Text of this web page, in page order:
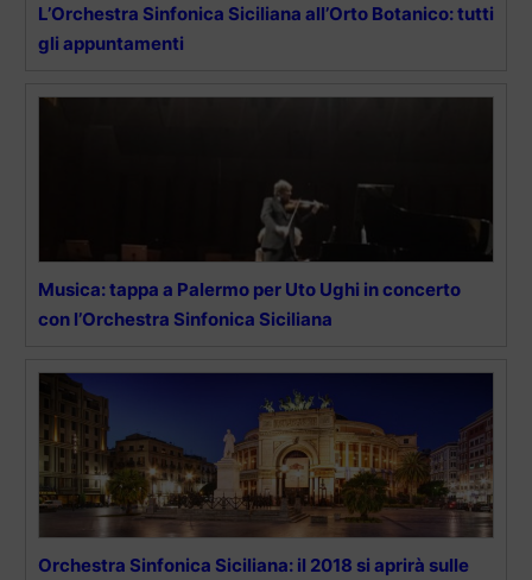
L’Orchestra Sinfonica Siciliana all’Orto Botanico: tutti
gli appuntamenti
Musica: tappa a Palermo per Uto Ughi in concerto
con l’Orchestra Sinfonica Siciliana
Orchestra Sinfonica Siciliana: il 2018 si aprirà sulle